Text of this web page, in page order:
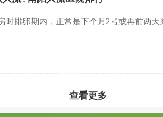
时排卵期内，正常是下个月2号或再前两
查看更多